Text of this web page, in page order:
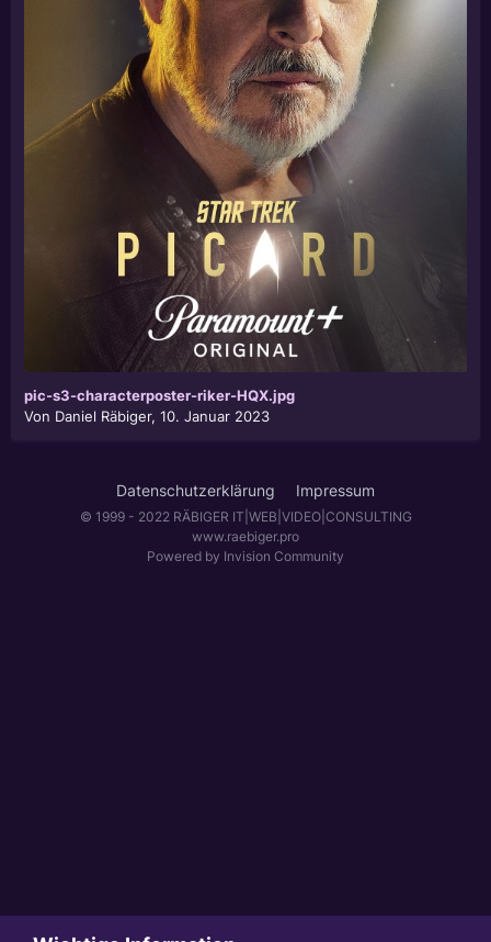
pic-s3-characterposter-riker-HQX.jpg
Von Daniel Räbiger, 10. Januar 2023
Datenschutzerklärung Impressum
© 1999 - 2022 RÄBIGER IT|WEB|VIDEO|CONSULTING
www.raebiger.pro
Powered by Invision Community